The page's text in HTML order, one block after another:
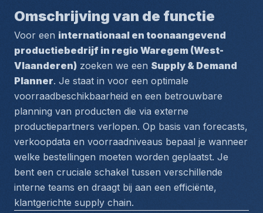
Omschrijving van de functie
Voor een internationaal en toonaangevend
productiebedrijf in regio Waregem (West-
Vlaanderen) zoeken we een Supply & Demand
Planner. Je staat in voor een optimale
voorraadbeschikbaarheid en een betrouwbare
planning van producten die via externe
productiepartners verlopen. Op basis van forecasts,
verkoopdata en voorraadniveaus bepaal je wanneer
welke bestellingen moeten worden geplaatst. Je
bent een cruciale schakel tussen verschillende
interne teams en draagt bij aan een efficiënte,
klantgerichte supply chain.